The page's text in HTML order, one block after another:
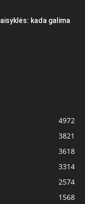
kada galima
4972
3821
3618
3314
2574
1568